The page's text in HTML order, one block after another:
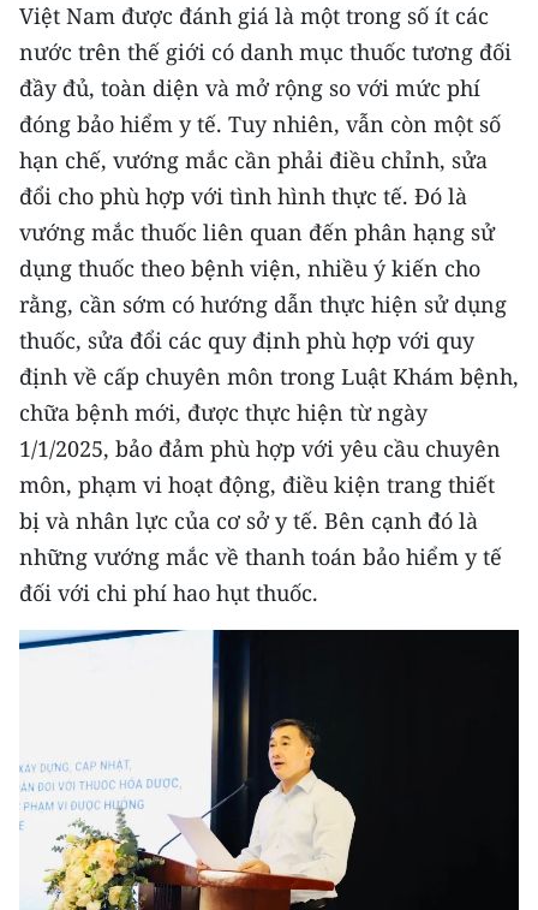
Đồng bằng sông Hồng
Bắc Trung Bộ
Duyên hải Nam Trung Bộ và Tây
Nguyên
Đông Nam Bộ
Đồng bằng sông Cửu Long
Chuyên trang Hà Nội
Chuyên trang TP. Hồ Chí Minh
CHUYÊN ĐỀ
CÁC CHUYÊN TRANG
VỀ BÁO NHÂN DÂN
NHÂN DÂN CUỐI TUẦN
NHÂN DÂN HẰNG THÁNG
MUA BÁO
ĐỌC BÁO IN
Việt Nam được đánh giá là một trong số ít các
nước trên thế giới có danh mục thuốc tương đối
đầy đủ, toàn diện và mở rộng so với mức phí
đóng bảo hiểm y tế. Tuy nhiên, vẫn còn một số
hạn chế, vướng mắc cần phải điều chỉnh, sửa
đổi cho phù hợp với tình hình thực tế. Đó là
vướng mắc thuốc liên quan đến phân hạng sử
dụng thuốc theo bệnh viện, nhiều ý kiến cho
rằng, cần sớm có hướng dẫn thực hiện sử dụng
thuốc, sửa đổi các quy định phù hợp với quy
định về cấp chuyên môn trong Luật Khám bệnh,
chữa bệnh mới, được thực hiện từ ngày
1/1/2025, bảo đảm phù hợp với yêu cầu chuyên
môn, phạm vi hoạt động, điều kiện trang thiết
bị và nhân lực của cơ sở y tế. Bên cạnh đó là
những vướng mắc về thanh toán bảo hiểm y tế
đối với chi phí hao hụt thuốc.